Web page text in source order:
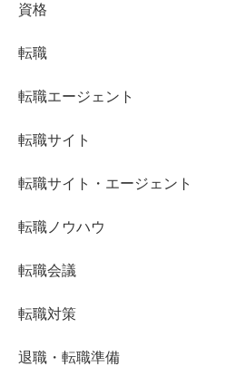
資格
転職
転職エージェント
転職サイト
転職サイト・エージェント
転職ノウハウ
転職会議
転職対策
退職・転職準備